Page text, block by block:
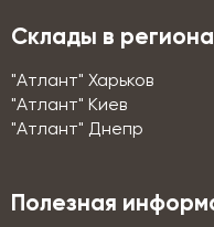
Склады в
"Атлант" Харьков
"Атлант" Киев
"Атлант" Днепр
Полезная